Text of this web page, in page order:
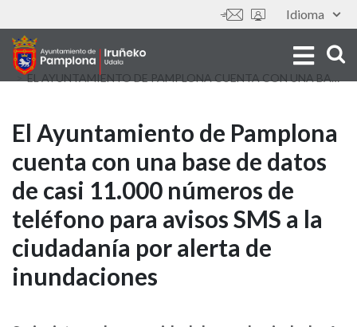
au
contenu
principal
Idioma
Outils
El
Ayuntamiento
de
Pamplona
cuenta
El Ayuntamiento de Pamplona
cuenta con una base de datos
de casi 11.000 números de
teléfono para avisos SMS a la
ciudadanía por alerta de
inundaciones